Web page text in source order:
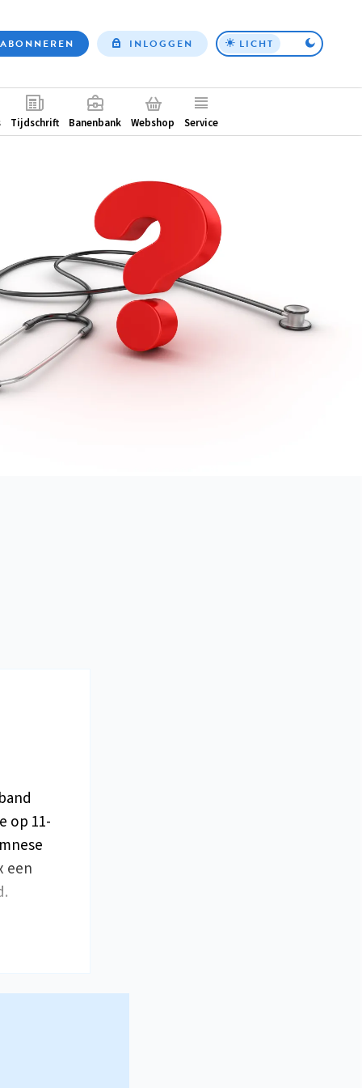
Top
ABONNEREN INLOGGEN LICHT
Tijdschrift Banenbank Webshop Service
op 11-
een